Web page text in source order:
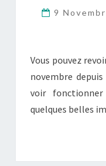
9
Vous pouvez
novembre depuis
voir
quelques belles